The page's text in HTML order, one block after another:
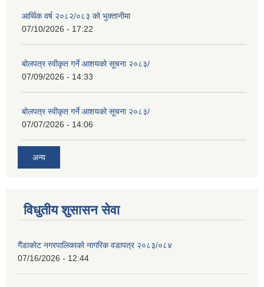
आर्थिक वर्ष २०८२/०८३ को भुक्तानीमा
07/10/2026 - 17:22
बोलपत्र स्वीकृत गर्ने आशयको सूचना २०८३/
07/09/2026 - 14:33
बोलपत्र स्वीकृत गर्ने आशयको सूचना २०८३/
07/07/2026 - 14:06
अन्य
विधुतीय शुसासन सेवा
गैंडाकोट नगरपालिकाको नागरिक वडापत्र २०८३/०८४
07/16/2026 - 12:44